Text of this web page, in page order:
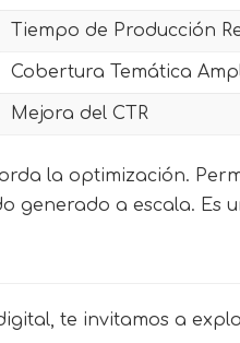
Tiempo de Producción
Cobertura Temática
Mejora del CTR
la optimización.
generado a escala. Es
te invitamos a